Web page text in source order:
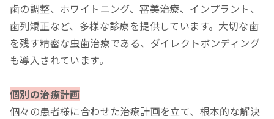
歯の調整、ホワイトニング、審美治療、インプラント、
歯列矯正など、多様な診療を提供しています。大切な歯
を残す精密な虫歯治療である、ダイレクトボンディング
も導入されています。
個別の治療計画
個々の患者様に合わせた治療計画を立て、根本的な解決